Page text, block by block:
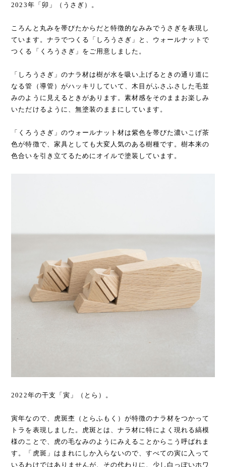
2023年「卯」（うさぎ）。
ころんと丸みを帯びたからだと特徴的なみみでうさぎを表現し
ています。ナラでつくる「しろうさぎ」と、ウォールナットで
つくる「くろうさぎ」をご用意しました。
「しろうさぎ」のナラ材は樹が水を吸い上げるときの通り道に
なる管（導管）がハッキリしていて、木目がふさふさした毛並
みのように見えるときがあります。素材感をそのままお楽しみ
いただけるように、無塗装のままにしています。
「くろうさぎ」のウォールナット材は紫色を帯びた濃いこげ茶
色が特徴で、家具としても大変人気のある樹種です。樹本来の
色合いを引き立てるためにオイルで塗装しています。
2022年の干支「寅」（とら）。
寅年なので、虎斑杢（とらふもく）が特徴のナラ材をつかって
トラを表現しました。虎斑とは、ナラ材に特によく現れる縞模
様のことで、虎の毛なみのようにみえることからこう呼ばれま
す。「虎斑」はまれにしか入らないので、すべての寅に入って
いるわけではありませんが、その代わりに、少し白っぽいホワ